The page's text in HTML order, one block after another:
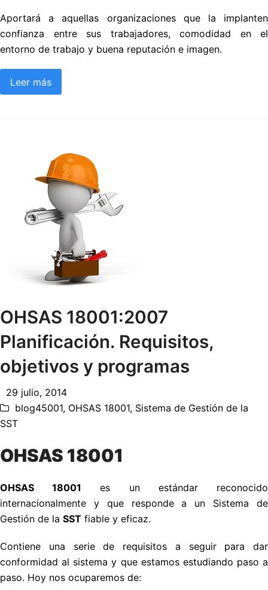
Aportará a aquellas organizaciones que la implanten
confianza entre sus trabajadores, comodidad en el
entorno de trabajo y buena reputación e imagen.
Leer más
OHSAS 18001:2007
Planificación. Requisitos,
objetivos y programas
29 julio, 2014
blog45001, OHSAS 18001, Sistema de Gestión de la
SST
OHSAS 18001
OHSAS 18001
es un estándar reconocido
internacionalmente y que responde a un Sistema de
Gestión de la SST fiable y eficaz.
Contiene una serie de requisitos a seguir para dar
conformidad al sistema y que estamos estudiando paso a
paso. Hoy nos ocuparemos de: